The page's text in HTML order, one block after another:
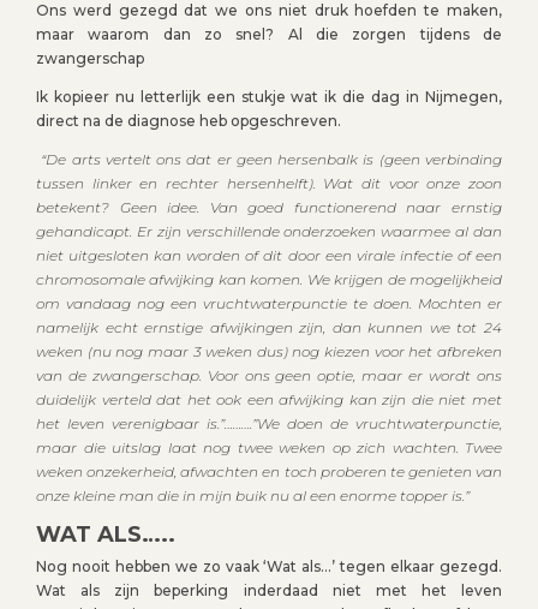
Ons werd gezegd dat we ons niet druk hoefden te maken,
maar waarom dan zo snel? Al die zorgen tijdens de
zwangerschap
Ik kopieer nu letterlijk een stukje wat ik die dag in Nijmegen,
direct na de diagnose heb opgeschreven.
“De arts vertelt ons dat er geen hersenbalk is (geen verbinding
tussen linker en rechter hersenhelft). Wat dit voor onze zoon
betekent? Geen idee. Van goed functionerend naar ernstig
gehandicapt. Er zijn verschillende onderzoeken waarmee al dan
niet uitgesloten kan worden of dit door een virale infectie of een
chromosomale afwijking kan komen. We krijgen de mogelijkheid
om vandaag nog een vruchtwaterpunctie te doen. Mochten er
namelijk echt ernstige afwijkingen zijn, dan kunnen we tot 24
weken (nu nog maar 3 weken dus) nog kiezen voor het afbreken
van de zwangerschap. Voor ons geen optie, maar er wordt ons
duidelijk verteld dat het ook een afwijking kan zijn die niet met
het leven verenigbaar is.”……….”We doen de vruchtwaterpunctie,
maar die uitslag laat nog twee weken op zich wachten. Twee
weken onzekerheid, afwachten en toch proberen te genieten van
onze kleine man die in mijn buik nu al een enorme topper is.”
WAT ALS…..
Nog nooit hebben we zo vaak ‘Wat als…’ tegen elkaar gezegd.
Wat als zijn beperking inderdaad niet met het leven